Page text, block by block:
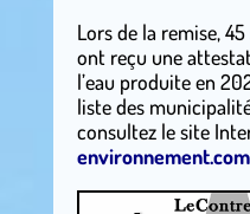
Lors de la remise,
ont reçu une
l’eau produite en
liste des
consultez le site
environnement.com